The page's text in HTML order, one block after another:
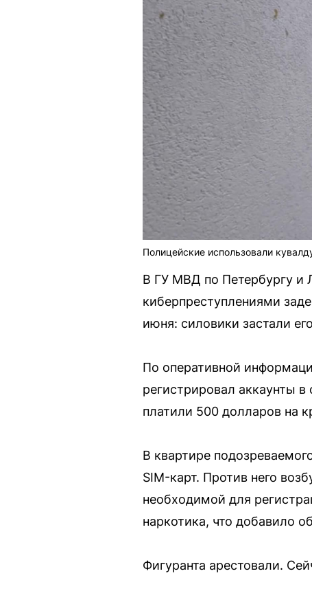
Полицейские использовали
В ГУ МВД по Петербургу и
киберпреступлениями
июня: силовики застали
По оперативной
регистрировал аккаунты
платили 500 долларов на
В квартире
SIM-карт. Против него
необходимой для
наркотика, что добавило
Фигуранта арестовали.